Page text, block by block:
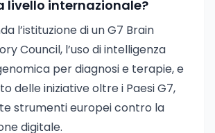
livello internazionale?
l’istituzione di un G7 Brain
Council, l’uso di intelligenza
per diagnosi e terapie, e
delle iniziative oltre i Paesi G7,
strumenti europei contro la
digitale.